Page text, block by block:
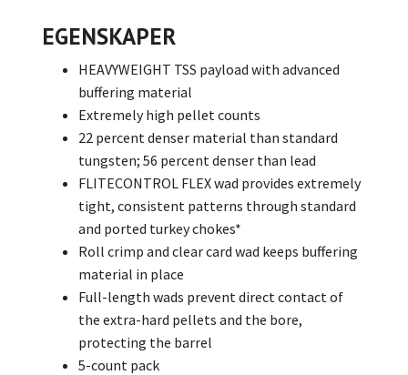
EGENSKAPER
HEAVYWEIGHT TSS payload with advanced
buffering material
Extremely high pellet counts
22 percent denser material than standard
tungsten; 56 percent denser than lead
FLITECONTROL FLEX wad provides extremely
tight, consistent patterns through standard
and ported turkey chokes*
Roll crimp and clear card wad keeps buffering
material in place
Full-length wads prevent direct contact of
the extra-hard pellets and the bore,
protecting the barrel
5-count pack